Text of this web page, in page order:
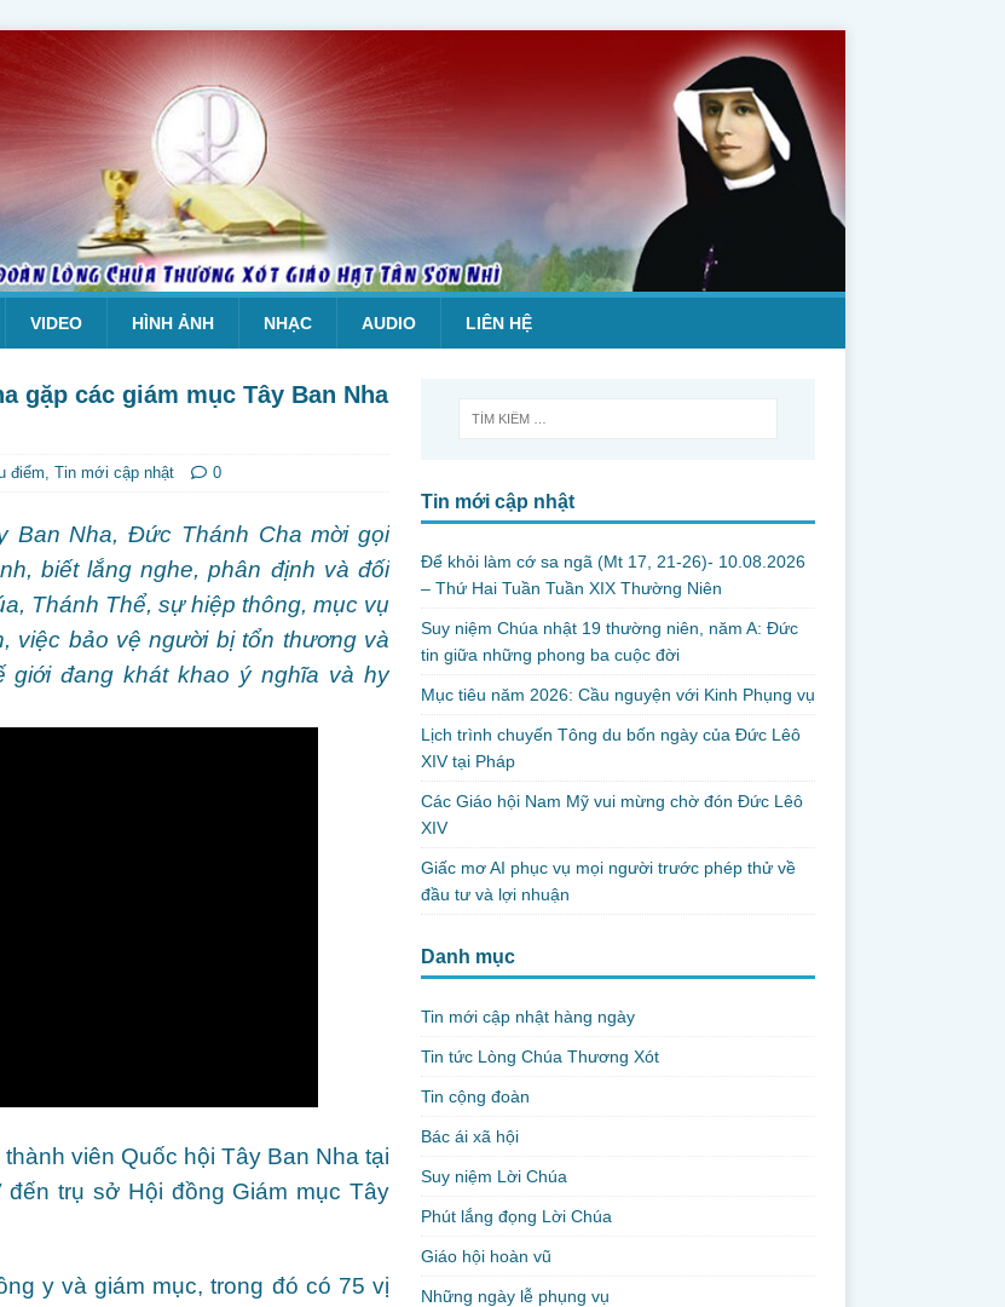
VIDEO HÌNH ẢNH NHẠC AUDIO LIÊN HỆ
gặp các giám mục Tây Ban Nha
điểm, Tin mới cập nhật 0
Ban Nha, Đức Thánh Cha mời gọi
biết lắng nghe, phân định và đối
Thánh Thể, sự hiệp thông, mục vụ
việc bảo vệ người bị tổn thương và
đang khát khao ý nghĩa và hy
viên Quốc hội Tây Ban Nha tại
trụ sở Hội đồng Giám mục Tây
y và giám mục, trong đó có 75 vị
Tin mới cập nhật
Để khỏi làm cớ sa ngã (Mt 17, 21-26)- 10.08.2026
– Thứ Hai Tuần Tuần XIX Thường Niên
Suy niệm Chúa nhật 19 thường niên, năm A: Đức
tin giữa những phong ba cuộc đời
Mục tiêu năm 2026: Cầu nguyện với Kinh Phụng vụ
Lịch trình chuyến Tông du bốn ngày của Đức Lêô
XIV tại Pháp
Các Giáo hội Nam Mỹ vui mừng chờ đón Đức Lêô
XIV
Giấc mơ AI phục vụ mọi người trước phép thử về
đầu tư và lợi nhuận
Danh mục
Tin mới cập nhật hàng ngày
Tin tức Lòng Chúa Thương Xót
Tin cộng đoàn
Bác ái xã hội
Suy niệm Lời Chúa
Phút lắng đọng Lời Chúa
Giáo hội hoàn vũ
Những ngày lễ phụng vụ